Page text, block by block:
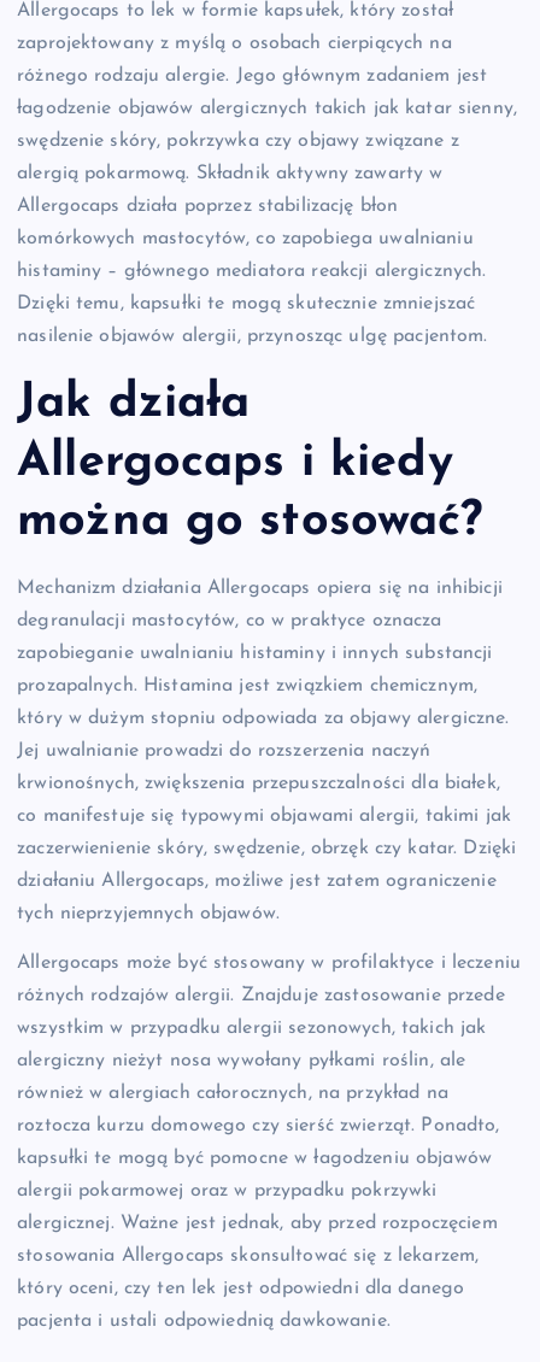
Allergocaps to lek w formie kapsułek, który został
zaprojektowany z myślą o osobach cierpiących na
różnego rodzaju alergie. Jego głównym zadaniem jest
łagodzenie objawów alergicznych takich jak katar sienny,
swędzenie skóry, pokrzywka czy objawy związane z
alergią pokarmową. Składnik aktywny zawarty w
Allergocaps działa poprzez stabilizację błon
komórkowych mastocytów, co zapobiega uwalnianiu
histaminy – głównego mediatora reakcji alergicznych.
Dzięki temu, kapsułki te mogą skutecznie zmniejszać
nasilenie objawów alergii, przynosząc ulgę pacjentom.
Jak działa
Allergocaps i kiedy
można go stosować?
Mechanizm działania Allergocaps opiera się na inhibicji
degranulacji mastocytów, co w praktyce oznacza
zapobieganie uwalnianiu histaminy i innych substancji
prozapalnych. Histamina jest związkiem chemicznym,
który w dużym stopniu odpowiada za objawy alergiczne.
Jej uwalnianie prowadzi do rozszerzenia naczyń
krwionośnych, zwiększenia przepuszczalności dla białek,
co manifestuje się typowymi objawami alergii, takimi jak
zaczerwienienie skóry, swędzenie, obrzęk czy katar. Dzięki
działaniu Allergocaps, możliwe jest zatem ograniczenie
tych nieprzyjemnych objawów.
Allergocaps może być stosowany w profilaktyce i leczeniu
różnych rodzajów alergii. Znajduje zastosowanie przede
wszystkim w przypadku alergii sezonowych, takich jak
alergiczny nieżyt nosa wywołany pyłkami roślin, ale
również w alergiach całorocznych, na przykład na
roztocza kurzu domowego czy sierść zwierząt. Ponadto,
kapsułki te mogą być pomocne w łagodzeniu objawów
alergii pokarmowej oraz w przypadku pokrzywki
alergicznej. Ważne jest jednak, aby przed rozpoczęciem
stosowania Allergocaps skonsultować się z lekarzem,
który oceni, czy ten lek jest odpowiedni dla danego
pacjenta i ustali odpowiednią dawkowanie.